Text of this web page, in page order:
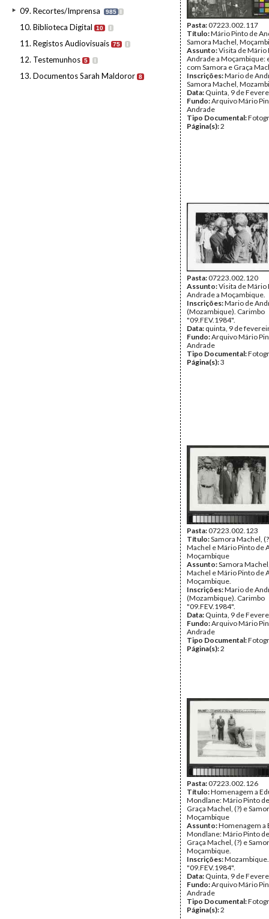
09. Recortes/Imprensa 985 I
10. Biblioteca Digital 10 I
11. Registos Audiovisuais 75 I
12. Testemunhos 5 I
13. Documentos Sarah Maldoror 8
Pasta:07223.002.117
Título:Mário Pinto de
Samora Machel,
Assunto:Visita de Mário
Andrade a Moçambique:
com Samora e Graça
Inscrições:Mario de
Samora Machel,
Data: Quinta, 9 de
Fundo:Arquivo Mário
Andrade
Tipo Documental:
Página(s):2
Pasta:07223.002.120
Assunto:Visita de Mário
Andrade a Moçambique.
Inscrições:Mario de
(Mozambique). Carimbo
"09.FEV.1984".
Data: quinta, 9 de
Fundo:Arquivo Mário
Andrade
Tipo Documental:
Página(s):3
Pasta:07223.002.123
Título:Samora Machel,
Machel e Mário Pinto de
Moçambique
Assunto:Samora
Machel e Mário Pinto de
Moçambique.
Inscrições:Mario de
(Mozambique). Carimbo
"09.FEV.1984".
Data: Quinta, 9 de
Fundo:Arquivo Mário
Andrade
Tipo Documental:
Página(s):2
Pasta:07223.002.126
Título:Homenagem a
Mondlane: Mário Pinto
Graça Machel, (?) e
Moçambique
Assunto:Homenagem a
Mondlane: Mário Pinto
Graça Machel, (?) e
Moçambique.
Inscrições:
"09.FEV.1984".
Data: Quinta, 9 de
Fundo:Arquivo Mário
Andrade
Tipo Documental:
Página(s):2